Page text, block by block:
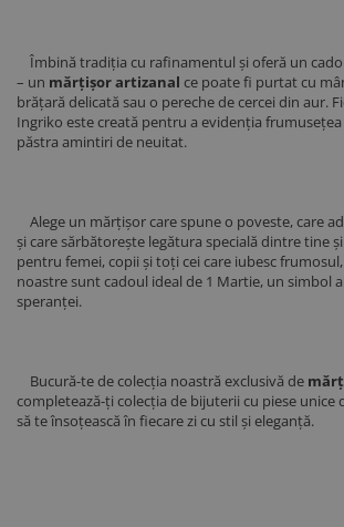
Îmbină tradiția cu rafinamentul și oferă un
– un mărțișor artizanal ce poate fi purtat cu
brățară delicată sau o pereche de cercei din aur.
Ingriko este creată pentru a evidenția
păstra amintiri de neuitat.
Alege un mărțișor care spune o poveste, care
și care sărbătorește legătura specială dintre tine
pentru femei, copii și toți cei care iubesc
noastre sunt cadoul ideal de 1 Martie, un simbol
speranței.
Bucură-te de colecția noastră exclusivă de
completează-ți colecția de bijuterii cu piese unice
să te însoțească în fiecare zi cu stil și eleganță.